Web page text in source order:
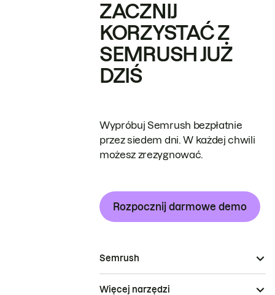
ZACZNIJ
KORZYSTAĆ Z
SEMRUSH JUŻ
DZIŚ
Wypróbuj Semrush bezpłatnie
przez siedem dni. W każdej chwili
możesz zrezygnować.
Rozpocznij darmowe demo
Semrush
Więcej narzędzi